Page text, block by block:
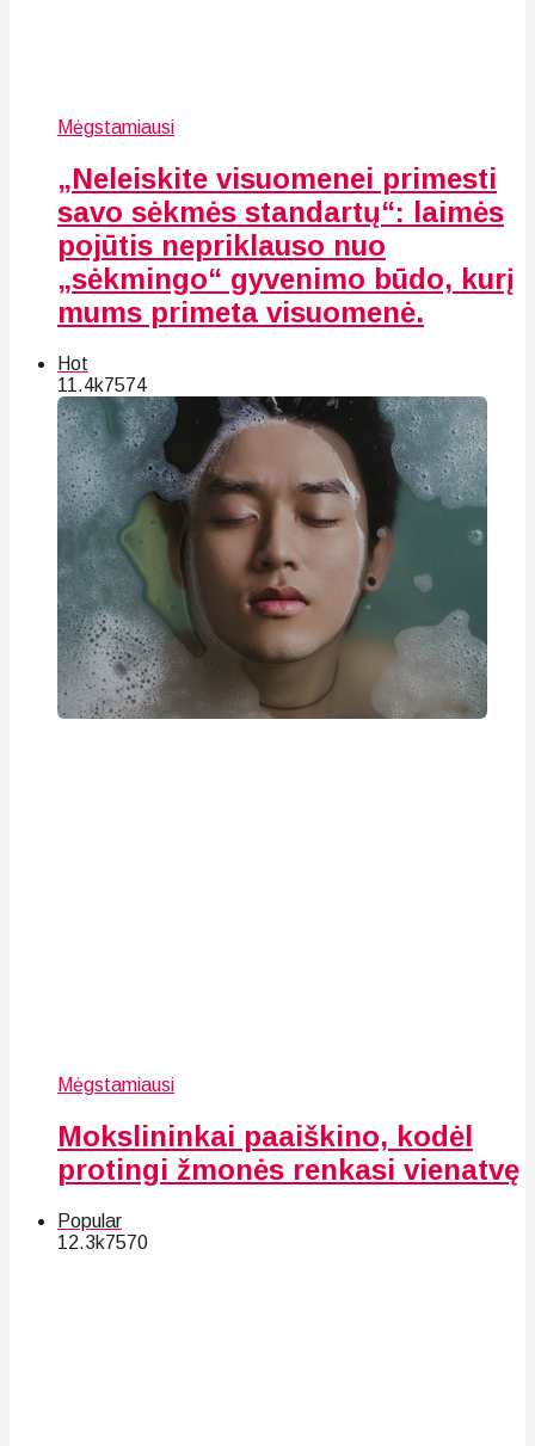
Mėgstamiausi
„Neleiskite visuomenei primesti
savo sėkmės standartų“: laimės
pojūtis nepriklauso nuo
„sėkmingo“ gyvenimo būdo, kurį
mums primeta visuomenė.
Hot
11.4k7574
Mėgstamiausi
Mokslininkai paaiškino, kodėl
protingi žmonės renkasi vienatvę
Popular
12.3k7570